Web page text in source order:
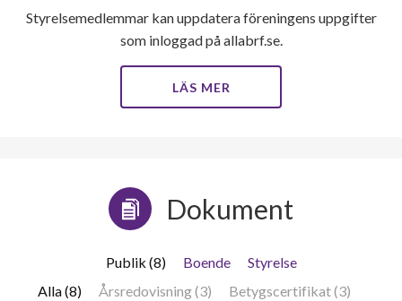
Styrelsemedlemmar kan uppdatera föreningens uppgifter
som inloggad på allabrf.se.
LÄS MER
Dokument
Publik (8) Boende
Styrelse
Alla (8)
Årsredovisning (3)
Betygscertifikat (3)